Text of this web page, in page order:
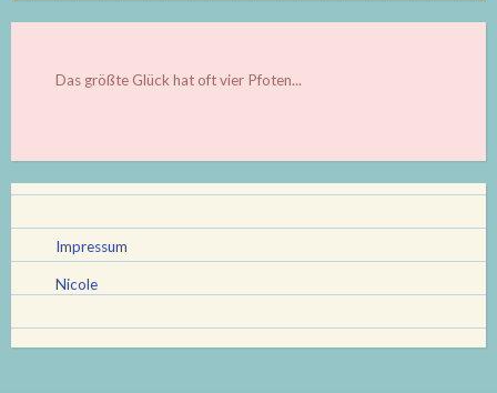
Das größte Glück hat oft vier Pfoten...
Impressum
Nicole